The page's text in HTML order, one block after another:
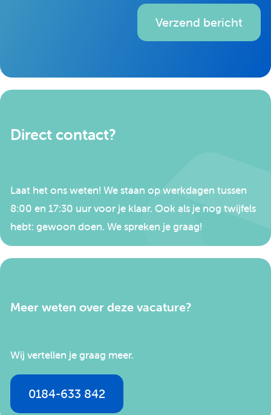
Verzend bericht
Direct contact?
Laat het ons weten! We staan op werkdagen tussen
8:00 en 17:30 uur voor je klaar. Ook als je nog twijfels
hebt: gewoon doen. We spreken je graag!
Meer weten over deze vacature?
Wij vertellen je graag meer.
0184-633 842